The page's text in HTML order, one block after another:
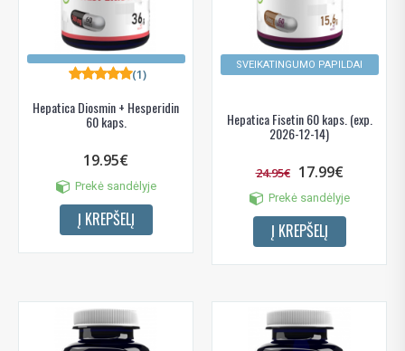
Hepatica Diosmin + Hesperidin
60 kaps.
(1)
19.95€
Prekė sandėlyje
Į KREPŠELĮ
SVEIKATINGUMO PAPILDAI
Hepatica Fisetin 60 kaps. (exp.
2026-12-14)
24.95€ 17.99€
Prekė sandėlyje
Į KREPŠELĮ